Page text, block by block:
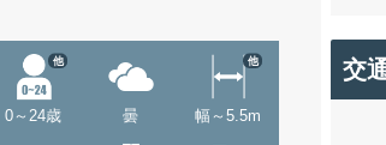
0～24歳
他
曇 幅～5.5m
他 交